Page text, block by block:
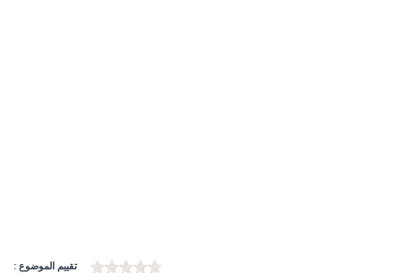
تقييم الموضوع :